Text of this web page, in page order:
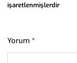
işaretlenmişlerdir
Yorum *